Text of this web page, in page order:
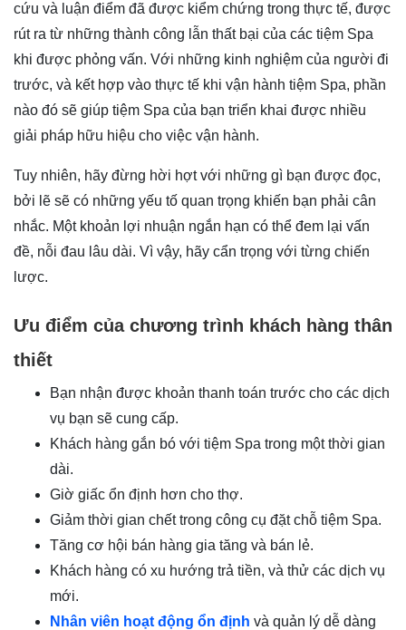
cứu và luận điểm đã được kiểm chứng trong thực tế, được
rút ra từ những thành công lẫn thất bại của các tiệm Spa
khi được phỏng vấn. Với những kinh nghiệm của người đi
trước, và kết hợp vào thực tế khi vận hành tiệm Spa, phần
nào đó sẽ giúp tiệm Spa của bạn triển khai được nhiều
giải pháp hữu hiệu cho việc vận hành.
Tuy nhiên, hãy đừng hời hợt với những gì bạn được đọc,
bởi lẽ sẽ có những yếu tố quan trọng khiến bạn phải cân
nhắc. Một khoản lợi nhuận ngắn hạn có thể đem lại vấn
đề, nỗi đau lâu dài. Vì vậy, hãy cẩn trọng với từng chiến
lược.
Ưu điểm của chương trình khách hàng thân
thiết
Bạn nhận được khoản thanh toán trước cho các dịch
vụ bạn sẽ cung cấp.
Khách hàng gắn bó với tiệm Spa trong một thời gian
dài.
Giờ giấc ổn định hơn cho thợ.
Giảm thời gian chết trong công cụ đặt chỗ tiệm Spa.
Tăng cơ hội bán hàng gia tăng và bán lẻ.
Khách hàng có xu hướng trả tiền, và thử các dịch vụ
mới.
Nhân viên hoạt động ổn định và quản lý dễ dàng